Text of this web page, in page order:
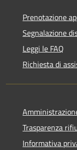
Prenotazione
Segnalazione
Leggi le FAQ
Richiesta di
Trasparenza
Informativa